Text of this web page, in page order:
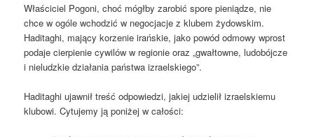
Właściciel Pogoni, choć mógłby zarobić spore pieniądze, nie
chce w ogóle wchodzić w negocjacje z klubem żydowskim.
Haditaghi, mający korzenie irańskie, jako powód odmowy wprost
podaje cierpienie cywilów w regionie oraz „gwałtowne, ludobójcze
i nieludzkie działania państwa izraelskiego”.
Haditaghi ujawnił treść odpowiedzi, jakiej udzielił izraelskiemu
klubowi. Cytujemy ją poniżej w całości: